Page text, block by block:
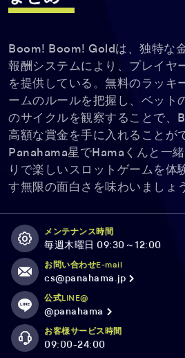
Boom! Boom! Goldは、独特な
報酬システムにより、プレイヤ
を提供している。無料のラッキ
ームのルールを把握し、ベット
のサイクルを観察することで、
高額な賞金を手に入れることが
Panahama星でHamaくんと一
りで楽しいスロットゲームを体
す無限の面白さを味わいましょ
メンテナンス時間
毎週木曜日 09:30～12:00
お問い合わせE-mail
cs@panahama.jp
公式LINE@
@panahama
お客様サービス時間
09:00-24:00